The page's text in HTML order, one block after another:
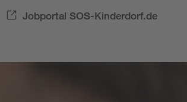
Jobportal SOS-Kinderdorf.de